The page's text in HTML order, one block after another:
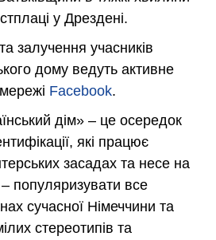
у Дрездені.
залучення учасників
дому ведуть активне
Facebook.
дім» – це осередок
які працює
засадах та несе на
популяризувати все
сучасної Німеччини та
стереотипів та